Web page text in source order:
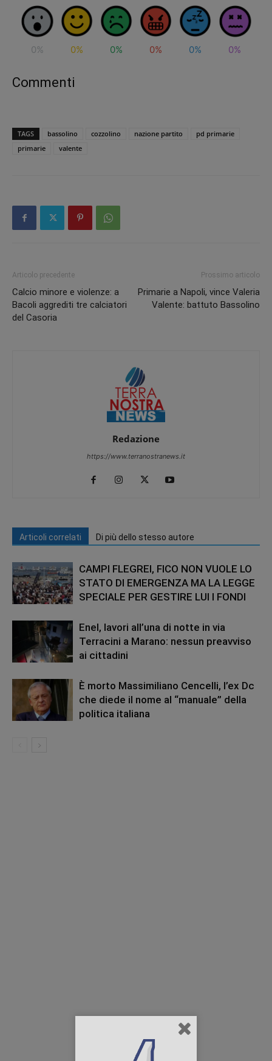
0% 0% 0% 0% 0% 0%
Commenti
TAGS bassolino cozzolino nazione partito
pd primarie
primarie
valente
Articolo precedente
Calcio minore e violenze: a
Bacoli aggrediti tre calciatori
del Casoria
Prossimo articolo
Primarie a Napoli, vince Valeria
Valente: battuto Bassolino
Redazione
https://www.terranostranews.it
Articoli correlati Di più dello stesso autore
CAMPI FLEGREI, FICO NON VUOLE LO
STATO DI EMERGENZA MA LA LEGGE
SPECIALE PER GESTIRE LUI I FONDI
Enel, lavori all’una di notte in via
Terracini a Marano: nessun preavviso
ai cittadini
È morto Massimiliano Cencelli, l’ex Dc
che diede il nome al “manuale” della
politica italiana